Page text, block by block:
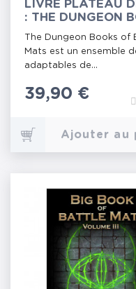
LIVRE PLATEAU
: THE DUNGEON
OF BATTLE MATS
The Dungeon Books of
Mats est un ensemble
adaptables de...
Prix
39,90 €
Ajouter au